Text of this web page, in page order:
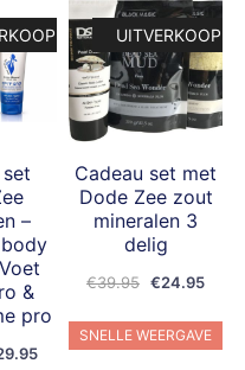
–
&
pro
Huidige
UITVERKOOP!
Cadeau set met
Dode Zee zout
mineralen 3
delig
€39.95
was:
€39.95.
€24.95
is:
SNELLE WEERGAVE